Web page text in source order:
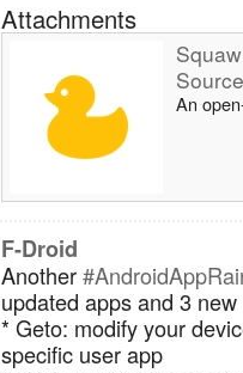
Attachments
An
F-Droid
Another
updated apps and 3
* Geto: modify your
specific user app